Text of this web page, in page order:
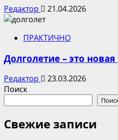
Редактор 21.04.2026
ПРАКТИЧНО
Долголетие – это
Редактор
23.03.2026
Поиск
Свежие записи